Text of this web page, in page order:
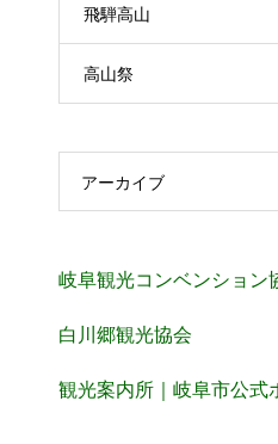
飛騨高山
高山祭
アーカイブ
岐阜観光コンベンション
白川郷観光協会
観光案内所｜岐阜市公式